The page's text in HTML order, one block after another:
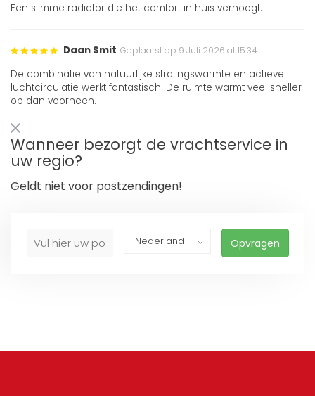
Een slimme radiator die het comfort in huis verhoogt.
Daan Smit Geplaatst op 9 Juli 2026 at 15:34
De combinatie van natuurlijke stralingswarmte en actieve
luchtcirculatie werkt fantastisch. De ruimte warmt veel sneller
op dan voorheen.
Wanneer bezorgt de vrachtservice in
uw regio?
Geldt niet voor postzendingen!
Opvragen